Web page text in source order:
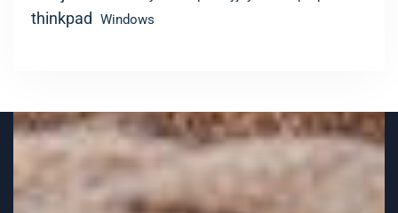
thinkpad Windows